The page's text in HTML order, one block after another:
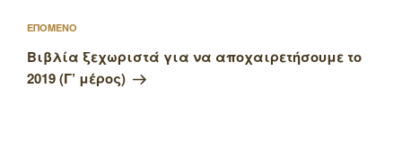
Επόμενο
άρθρο
ΕΠΟΜΕΝΟ
Βιβλία ξεχωριστά για να αποχαιρετήσουμε το
2019 (Γ’ μέρος)